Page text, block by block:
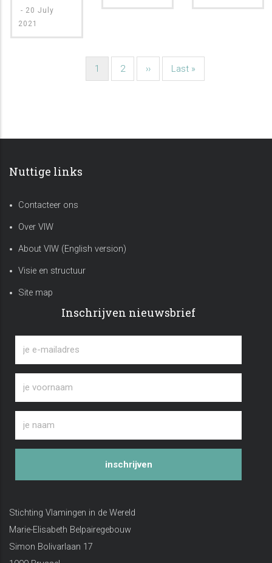
- 20 July
2021
Huidige
1 Pagina
2
Volgende
››
Laatste
Last »
Nuttige links
Contacteer ons
Over VIW
About VIW (English version)
Visie en structuur
Site map
Inschrijven nieuwsbrief
inschrijven
Stichting Vlamingen in de Wereld
Marie-Elisabeth Belpairegebouw
Simon Bolivarlaan 17